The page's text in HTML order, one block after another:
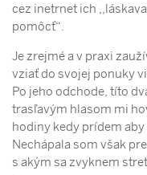
cez inetrnet ich
pomôcť“.
Je zrejmé a v praxi
vziať do svojej ponuky
Po jeho odchode, títo
trasľavým hlasom mi
hodiny kedy prídem
Nechápala som však
s akým sa zvyknem